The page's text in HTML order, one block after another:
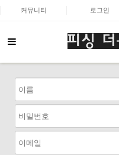
커뮤니티 로그인